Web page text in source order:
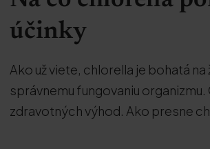
účinky
Ako už viete, chlorella je bohatá
správnemu fungovaniu
zdravotných výhod. Ako presne